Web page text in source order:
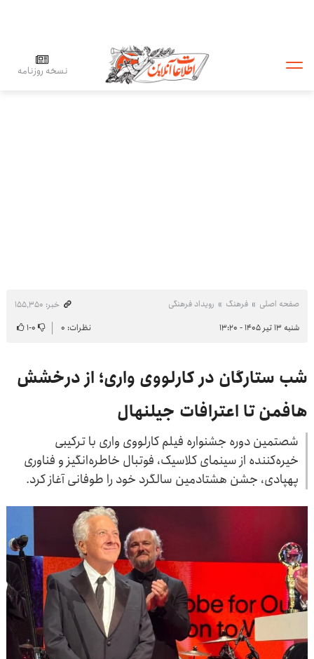
نسخه روزنامه
صفحه اصلی فرهنگ رویداد فرهنگی
خبر: ۱۵۵٬۳۵۰
شنبه ۱۳ تیر ۱۴۰۵ - ۱۳:۲۰
نظرات: ۰ ۰-۱
شب ستارگان در کارلووی واری؛ از درخشش
هافمن تا اعترافات جیلنهال
شصتمین دوره جشنواره فیلم کارلووی واری با ترکیبی
خیره‌کننده از سینمای کلاسیک، فوتبال خاطره‌انگیز و فناوری
پهپادی، جشن هشتادمین سالگرد خود را طوفانی آغاز کرد.